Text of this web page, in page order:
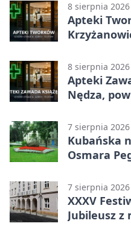
8 sierpnia 2026
Apteki
8 sierpnia 2026
Apteki
Nędza,
7 sierpnia 2026
Kubańska
Osmara
7 sierpnia 2026
XXXV
Jubileusz